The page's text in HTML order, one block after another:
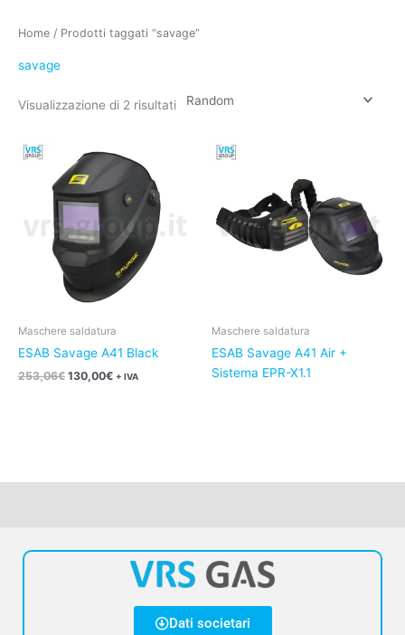
Home / Prodotti taggati “savage”
savage
Visualizzazione di 2 risultati
Maschere saldatura
ESAB Savage A41 Black
253,06€
prezzo
originale
era:
253,06€.
130,00€
prezzo
attuale
è:
130,00€.
+ IVA
Maschere saldatura
ESAB Savage A41 Air +
Sistema EPR-X1.1
Dati societari